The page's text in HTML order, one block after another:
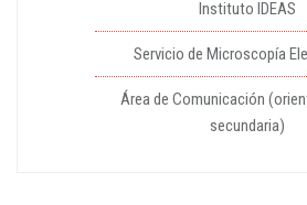
Instituto IDEAS
Servicio de Microscopía
Área de Comunicación
secundaria)